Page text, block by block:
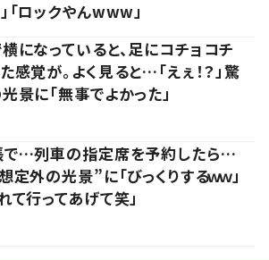
「ロックやんwww」
になっていると、足にコチョコチ
感覚が。よく見ると…「えぇ！？」驚
景に「無事でよかった」
で…列車の指定席を予約したら…
外の光景”に「びっくりするｗｗ」
て行ってあげて笑」